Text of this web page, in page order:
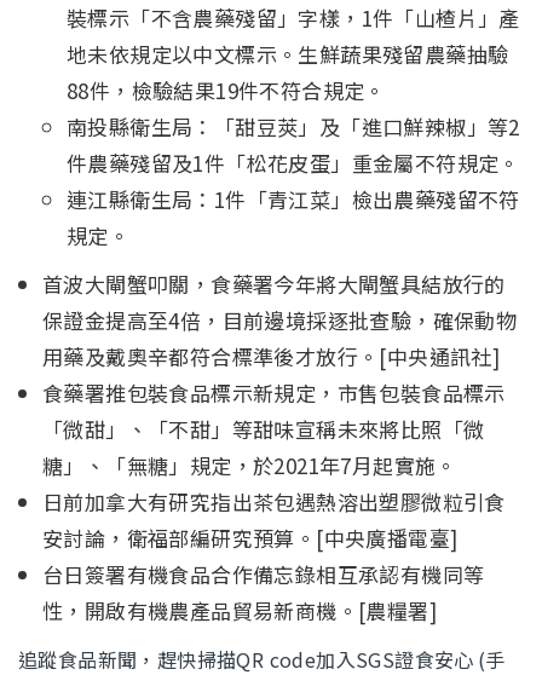
裝標示「不含農藥殘留」字樣，1件「山楂片」產
地未依規定以中文標示。生鮮蔬果殘留農藥抽驗
88件，檢驗結果19件不符合規定。
南投縣衛生局：「甜豆莢」及「進口鮮辣椒」等2
件農藥殘留及1件「松花皮蛋」重金屬不符規定。
連江縣衛生局：1件「青江菜」檢出農藥殘留不符
規定。
首波大閘蟹叩關，食藥署今年將大閘蟹具結放行的
保證金提高至4倍，目前邊境採逐批查驗，確保動物
用藥及戴奧辛都符合標準後才放行。[中央通訊社]
食藥署推包裝食品標示新規定，市售包裝食品標示
「微甜」、「不甜」等甜味宣稱未來將比照「微
糖」、「無糖」規定，於2021年7月起實施。
日前加拿大有研究指出茶包遇熱溶出塑膠微粒引食
安討論，衛福部編研究預算。[中央廣播電臺]
台日簽署有機食品合作備忘錄相互承認有機同等
性，開啟有機農產品貿易新商機。[農糧署]
追蹤食品新聞，趕快掃描QR code加入SGS證食安心 (手